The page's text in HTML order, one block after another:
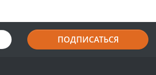
ПОДПИСАТЬСЯ